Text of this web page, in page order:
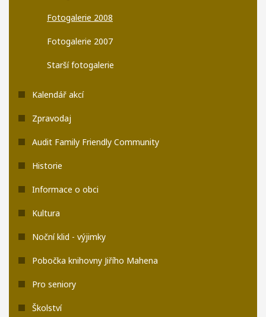
Fotogalerie 2008
Fotogalerie 2007
Starší fotogalerie
Kalendář akcí
Zpravodaj
Audit Family Friendly Community
Historie
Informace o obci
Kultura
Noční klid - výjimky
Pobočka knihovny Jiřího Mahena
Pro seniory
Školství